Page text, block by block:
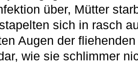
über, Mütter
sich in rasch
Augen der
wie sie schlimmer